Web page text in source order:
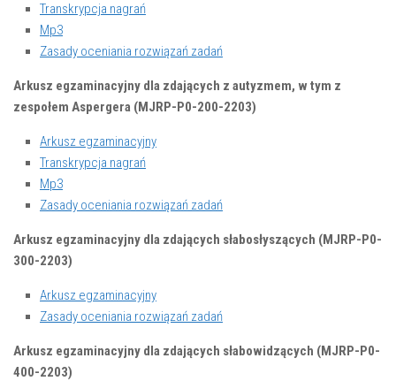
Transkrypcja nagrań
Mp3
Zasady oceniania rozwiązań zadań
Arkusz egzaminacyjny dla zdających z autyzmem, w tym z
zespołem Aspergera (MJRP-P0-200-2203)
Arkusz egzaminacyjny
Transkrypcja nagrań
Mp3
Zasady oceniania rozwiązań zadań
Arkusz egzaminacyjny dla zdających słabosłyszących (MJRP-P0-
300-2203)
Arkusz egzaminacyjny
Zasady oceniania rozwiązań zadań
Arkusz egzaminacyjny dla zdających słabowidzących (MJRP-P0-
400-2203)